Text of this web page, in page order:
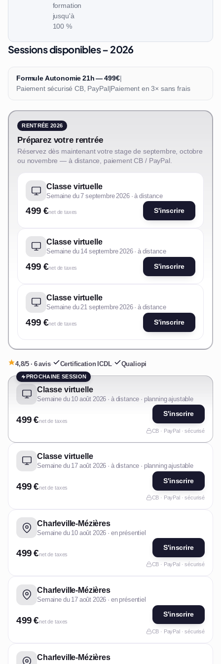
formation
jusqu'à
100 %
Sessions disponibles – 2026
Formule Autonomie 21h — 499€|
Paiement sécurisé CB, PayPal|Paiement en 3× sans frais
RENTRÉE 2026
Préparez votre rentrée
Réservez dès maintenant votre stage de septembre, octobre
ou novembre — à distance, paiement CB / PayPal.
Classe virtuelle
Semaine du 7 septembre 2026 · à distance
499 €net de taxes S'inscrire
Classe virtuelle
Semaine du 14 septembre 2026 · à distance
499 €net de taxes S'inscrire
Classe virtuelle
Semaine du 21 septembre 2026 · à distance
499 €net de taxes S'inscrire
4,8/5 · 6 avis· Certification ICDL· Qualiopi
PROCHAINE SESSION
Classe virtuelle
Semaine du 10 août 2026 · à distance · planning ajustable
499 €net de taxes
S'inscrire
CB · PayPal · sécurisé
Classe virtuelle
Semaine du 17 août 2026 · à distance · planning ajustable
499 €net de taxes
S'inscrire
CB · PayPal · sécurisé
Charleville-Mézières
Semaine du 10 août 2026 · en présentiel
499 €net de taxes
S'inscrire
CB · PayPal · sécurisé
Charleville-Mézières
Semaine du 17 août 2026 · en présentiel
499 €net de taxes
S'inscrire
CB · PayPal · sécurisé
Charleville-Mézières